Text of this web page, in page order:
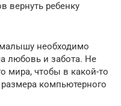
вернуть ребенку
необходимо
любовь и забота. Не
мира, чтобы в какой-то
компьютерного